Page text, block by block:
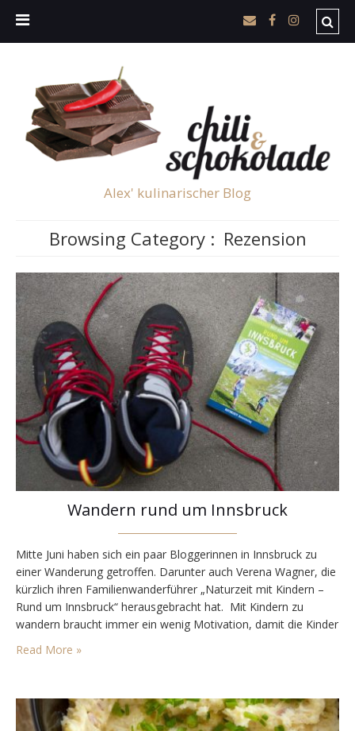
Alex' kulinarischer Blog
Browsing Category : Rezension
Wandern rund um Innsbruck
Mitte Juni haben sich ein paar Bloggerinnen in Innsbruck zu
einer Wanderung getroffen. Darunter auch Verena Wagner, die
kürzlich ihren Familienwanderführer „Naturzeit mit Kindern –
Rund um Innsbruck“ herausgebracht hat. Mit Kindern zu
wandern braucht immer ein wenig Motivation, damit die Kinder
die Lust am Gehen nicht verlieren. Mein Sohn ist ja inzwischen
groß und beim Wandern habe ich inzwischen…
Read More »